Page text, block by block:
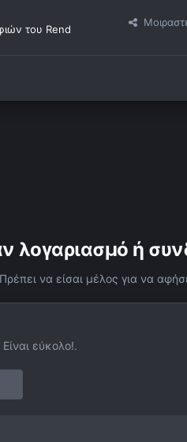
του Rend
λογαριασμό ή
Πρέπει να είσαι μέλος για να
εύκολο!.